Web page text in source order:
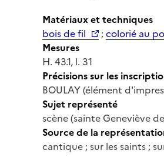
Matériaux et techniques
bois de fil
;colorié au
Mesures
H. 43.1, l. 31
Précisions sur les
BOULAY (élément
Sujet représenté
scène (sainte Geneviève
Source de la
cantique ; sur les saints ;